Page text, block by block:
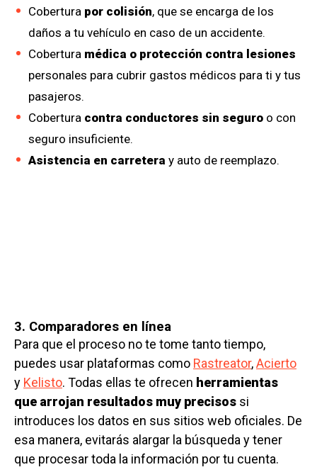
Cobertura por colisión, que se encarga de los
daños a tu vehículo en caso de un accidente.
Cobertura médica o protección contra lesiones
personales para cubrir gastos médicos para ti y tus
pasajeros.
Cobertura contra conductores sin seguro o con
seguro insuficiente.
Asistencia en carretera y auto de reemplazo.
3. Comparadores en línea
Para que el proceso no te tome tanto tiempo,
puedes usar plataformas como Rastreator,Acierto
y Kelisto. Todas ellas te ofrecen herramientas
que arrojan resultados muy precisos si
introduces los datos en sus sitios web oficiales. De
esa manera, evitarás alargar la búsqueda y tener
que procesar toda la información por tu cuenta.